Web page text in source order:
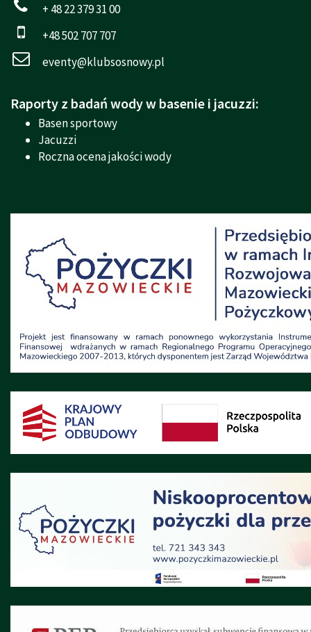
+ 48 22 379 31 00
+48 502 707 707
eventy@klubsosnowy.pl
Raporty z badań wody w basenie i jacuzzi:
Basen sportowy
Jacuzzi
Roczna ocena jakości wody